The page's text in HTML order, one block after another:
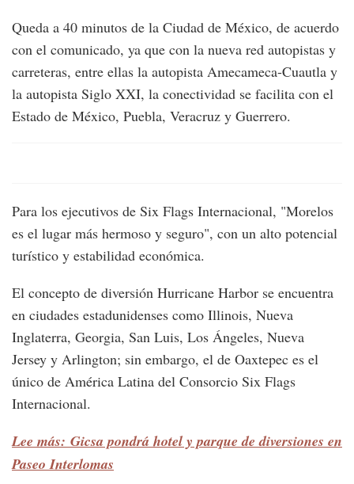
Queda a 40 minutos de la Ciudad de México, de acuerdo
con el comunicado, ya que con la nueva red autopistas y
carreteras, entre ellas la autopista Amecameca-Cuautla y
la autopista Siglo XXI, la conectividad se facilita con el
Estado de México, Puebla, Veracruz y Guerrero.
Para los ejecutivos de Six Flags Internacional, "Morelos
es el lugar más hermoso y seguro", con un alto potencial
turístico y estabilidad económica.
El concepto de diversión Hurricane Harbor se encuentra
en ciudades estadunidenses como Illinois, Nueva
Inglaterra, Georgia, San Luis, Los Ángeles, Nueva
Jersey y Arlington; sin embargo, el de Oaxtepec es el
único de América Latina del Consorcio Six Flags
Internacional.
Lee más: Gicsa pondrá hotel y parque de diversiones en
Paseo Interlomas